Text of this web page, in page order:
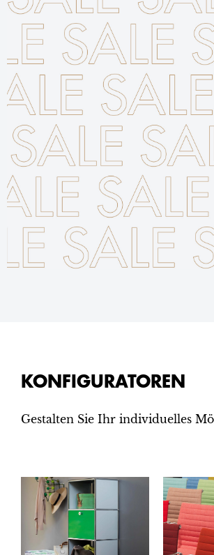
KONFIGURATOREN
Gestalten Sie Ihr individuelles